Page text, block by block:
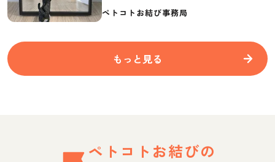
要なものを紹介
ペトコトお結び事務局
もっと見る
ペトコトお結びの